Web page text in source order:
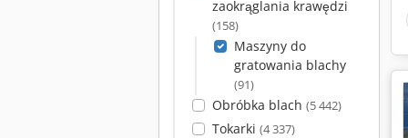
zaokrąglania krawędzi
(158)
Maszyny do
gratowania blachy
(91)
Obróbka blach (5 442)
Tokarki (4 337)